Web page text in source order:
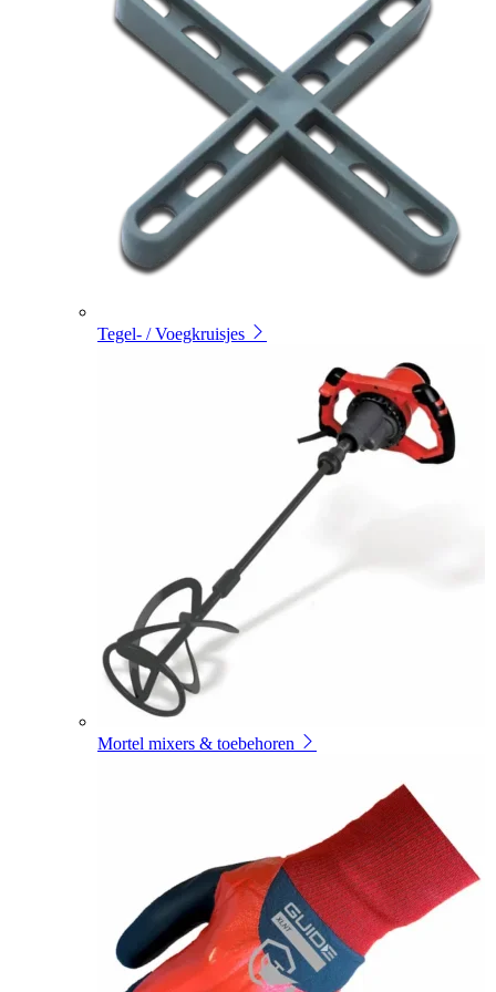
Tegel- / Voegkruisjes
Mortel mixers & toebehoren